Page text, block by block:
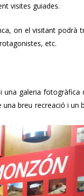
visites guiades.
on el visitant
etc.
galeria
breu recreació i